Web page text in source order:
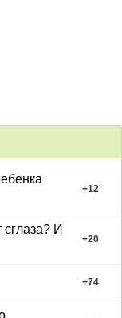
+12
И
+20
+74